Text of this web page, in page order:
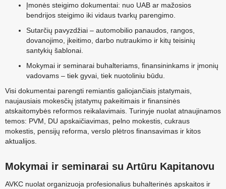
Įmonės steigimo dokumentai: nuo UAB ar mažosios
bendrijos steigimo iki vidaus tvarkų parengimo.
Sutarčių pavyzdžiai – automobilio panaudos, rangos,
dovanojimo, įkeitimo, darbo nutraukimo ir kitų teisinių
santykių šablonai.
Mokymai ir seminarai buhalteriams, finansininkams ir įmonių
vadovams – tiek gyvai, tiek nuotoliniu būdu.
Visi dokumentai parengti remiantis galiojančiais įstatymais,
naujausiais mokesčių įstatymų pakeitimais ir finansinės
atskaitomybės reformos reikalavimais. Turinyje nuolat atnaujinamos
temos: PVM, DU apskaičiavimas, pelno mokestis, cukraus
mokestis, pensijų reforma, verslo plėtros finansavimas ir kitos
aktualijos.
Mokymai ir seminarai su Artūru Kapitanovu
AVKC nuolat organizuoja profesionalius buhalterinės apskaitos ir